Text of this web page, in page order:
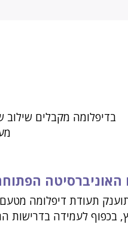
בדיפלומה מקבלים שילוב
תעודת דיפלומה
בכפוף לעמידה בדרישות